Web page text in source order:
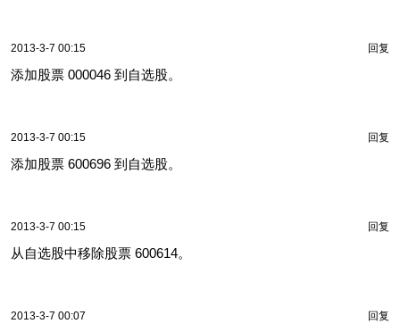
2013-3-7 00:15 回复
添加股票 000046 到自选股。
2013-3-7 00:15 回复
添加股票 600696 到自选股。
2013-3-7 00:15 回复
从自选股中移除股票 600614。
2013-3-7 00:07 回复